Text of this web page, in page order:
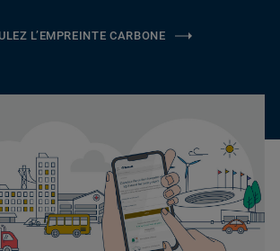
L’EMPREINTE CARBONE